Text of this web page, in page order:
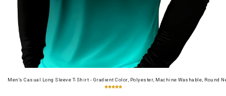
Men's Casual Long Sleeve T-Shirt - Gradient Color, Polyester, Machine Washable, Round